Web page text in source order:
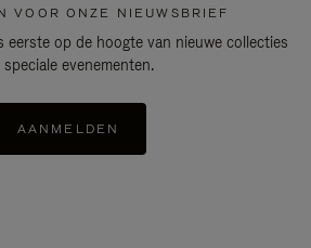
VOOR ONZE NIEUWSBRIEF
eerste op de hoogte van nieuwe collecties
speciale evenementen.
AANMELDEN